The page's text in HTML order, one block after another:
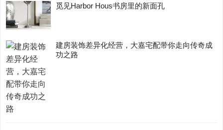
觅见Harbor Hous书房里的新面孔
建房装饰差异化经营，大嘉宅配带你走向传奇成
功之路